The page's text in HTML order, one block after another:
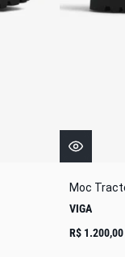
Moc
VIGA
R$ 1.200,00